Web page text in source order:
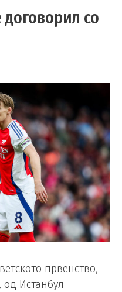
со
првенство,
Истанбул